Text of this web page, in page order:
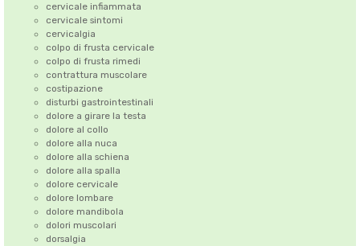
cervicale infiammata
cervicale sintomi
cervicalgia
colpo di frusta cervicale
colpo di frusta rimedi
contrattura muscolare
costipazione
disturbi gastrointestinali
dolore a girare la testa
dolore al collo
dolore alla nuca
dolore alla schiena
dolore alla spalla
dolore cervicale
dolore lombare
dolore mandibola
dolori muscolari
dorsalgia